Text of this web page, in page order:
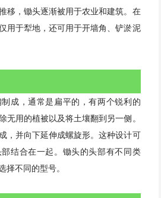
移，锄头逐渐被用于农业和建筑。在
用于犁地，还可用于开墙角、铲淤泥
成，通常是扁平的，有两个锐利的
无用的植被以及将土壤翻到另一侧。
，并向下延伸成螺旋形。这种设计可
结合在一起。锄头的头部有不同类
择不同的型号。